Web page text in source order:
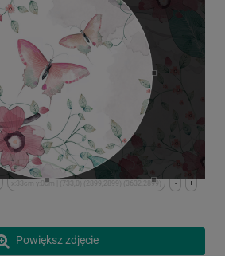
+
-
x:33cm y:0cm | (733,0) (2899,2899) (3632,2899)
Powiększ zdjęcie